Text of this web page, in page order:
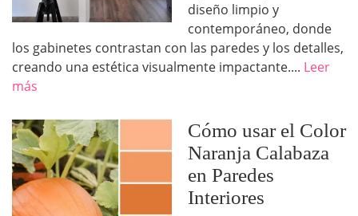
diseño limpio y
contemporáneo, donde
los gabinetes contrastan con las paredes y los detalles,
creando una estética visualmente impactante.... Leer
más
Cómo usar el Color
Naranja Calabaza
en Paredes
Interiores